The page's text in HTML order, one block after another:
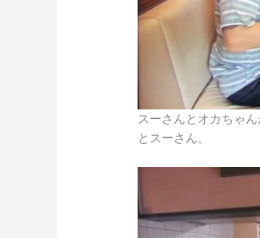
スーさんとオカちゃ
とスーさん。